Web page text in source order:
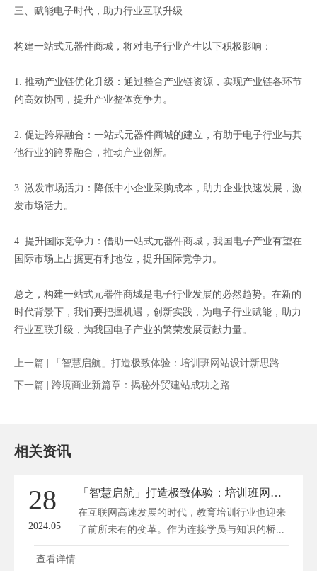
三、赋能电子时代，助力行业互联升级
构建一站式元器件商城，将对电子行业产生以下积极影响：
1. 推动产业链优化升级：通过整合产业链资源，实现产业链各环节
的高效协同，提升产业整体竞争力。
2. 促进跨界融合：一站式元器件商城的建立，有助于电子行业与其
他行业的跨界融合，推动产业创新。
3. 激发市场活力：降低中小企业采购成本，助力企业快速发展，激
发市场活力。
4. 提升国际竞争力：借助一站式元器件商城，我国电子产业有望在
国际市场上占据更有利地位，提升国际竞争力。
总之，构建一站式元器件商城是电子行业发展的必然趋势。在新的
时代背景下，我们要把握机遇，创新实践，为电子行业赋能，助力
行业互联升级，为我国电子产业的繁荣发展贡献力量。
上一篇 | 「智慧启航」打造极致体验：培训班网站设计新思路
下一篇 | 跨境商业新篇章：揭秘外贸建站成功之路
相关资讯
28
2024.05
「智慧启航」打造极致体验：培训班网站设计新思路
在互联网高速发展的时代，教育培训行业也迎来
了前所未有的变革。作为连接学员与知识的桥...
查看详情